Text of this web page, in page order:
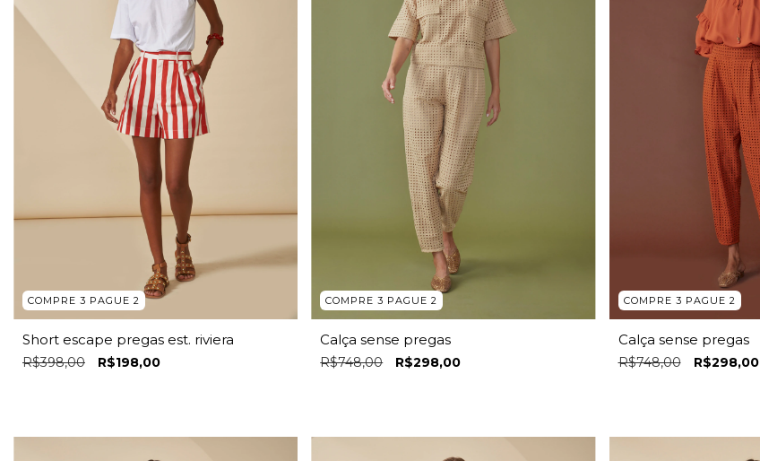
COMPRE 3 PAGUE 2
Short escape pregas est. riviera
R$398,00 R$198,00
COMPRE 3 PAGUE 2
Calça sense pregas
R$748,00 R$298,00
COMPRE 3 PAGUE 2
Calça sense pregas
R$748,00 R$298,00